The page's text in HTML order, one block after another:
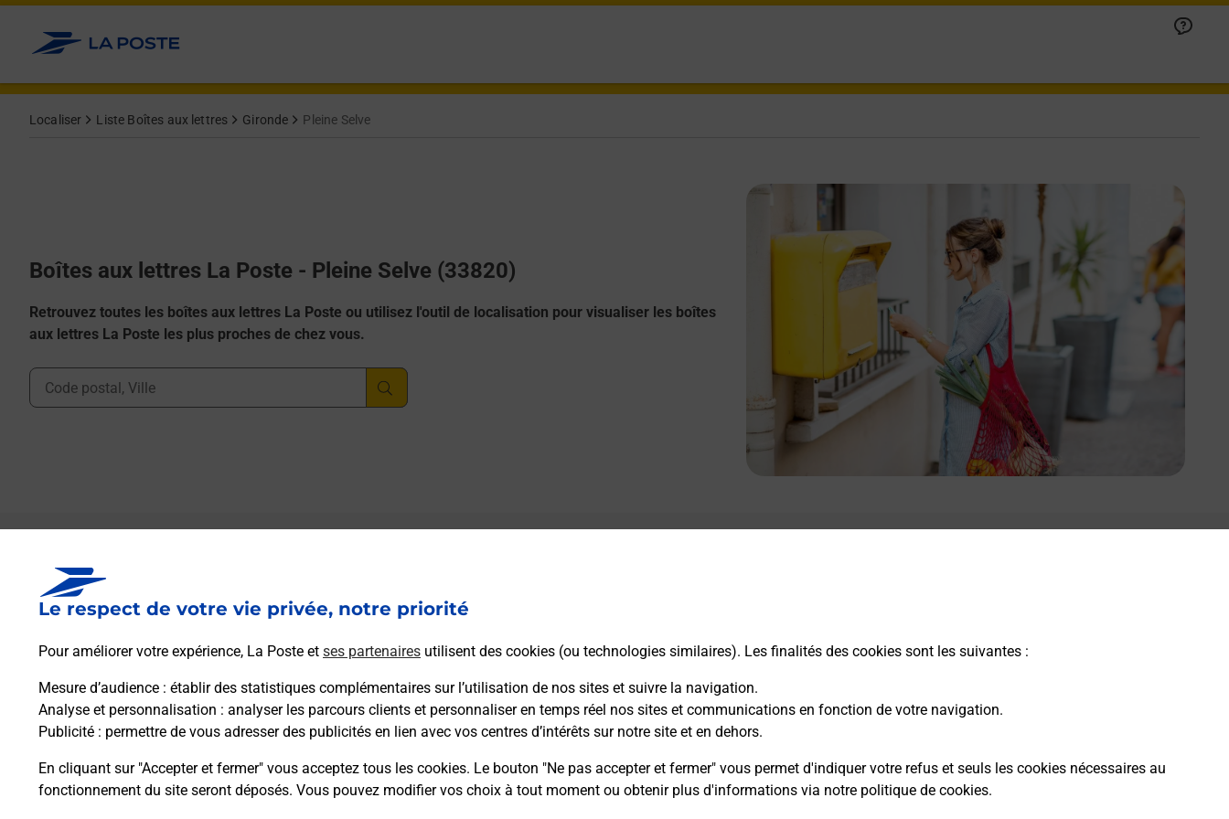
Le respect de votre vie privée, notre priorité
Pour améliorer votre expérience, La Poste et ses partenaires utilisent des cookies (ou technologies similaires). Les finalités des cookies sont les suivantes :
Mesure d’audience : établir des statistiques complémentaires sur l’utilisation de nos sites et suivre la navigation.
Analyse et personnalisation : analyser les parcours clients et personnaliser en temps réel nos sites et communications en fonction de votre navigation.
Publicité : permettre de vous adresser des publicités en lien avec vos centres d’intérêts sur notre site et en dehors.
En cliquant sur "Accepter et fermer" vous acceptez tous les cookies. Le bouton "Ne pas accepter et fermer" vous permet d'indiquer votre refus et seuls les cookies nécessaires au
fonctionnement du site seront déposés. Vous pouvez modifier vos choix à tout moment ou obtenir plus d'informations via notre politique de cookies.
Allez au contenu
Localiser Liste Boîtes aux lettres Gironde Pleine Selve
Boîtes aux lettres La Poste - Pleine Selve (33820)
Retrouvez toutes les boîtes aux lettres La Poste ou utilisez l'outil de localisation pour visualiser les boîtes
aux lettres La Poste les plus proches de chez vous.
Ville, Département, Code Postal
Boîte aux lettres La Poste
Prochaine collecte du courrier samedi à
33820 Pleine Selve
Itinéraire